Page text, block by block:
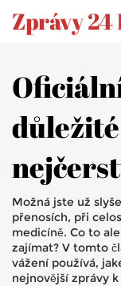
Zprávy 24
Možná jste už
přenosích, při
medicíně. Co to
zajímat? V tomto
vážení používá,
nejnovější zprávy